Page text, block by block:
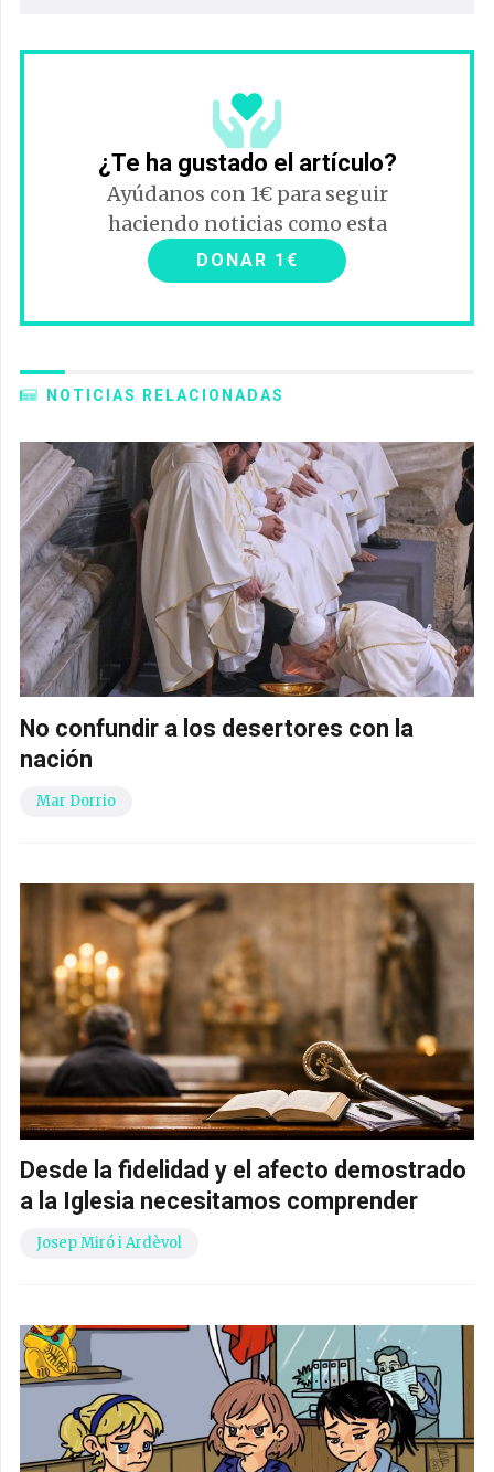
¿Te ha gustado el artículo?
Ayúdanos con 1€ para seguir
haciendo noticias como esta
DONAR 1€
NOTICIAS RELACIONADAS
No confundir a los desertores con la
nación
Mar Dorrio
Desde la fidelidad y el afecto demostrado
a la Iglesia necesitamos comprender
Josep Miró i Ardèvol